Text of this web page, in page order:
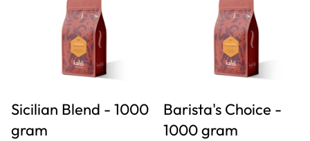
Sicilian Blend - 1000
gram
Barista's Choice -
1000 gram